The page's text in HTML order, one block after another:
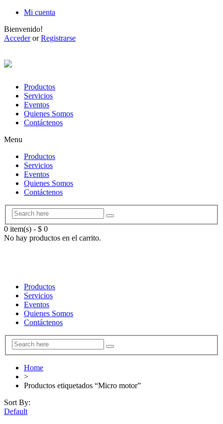
Mi cuenta
Bienvenido!
AccederorRegistrarse
Productos
Servicios
Eventos
Quienes Somos
Contáctenos
Menu
Productos
Servicios
Eventos
Quienes Somos
Contáctenos
0 item(s) - $ 0
No hay productos en el carrito.
Productos
Servicios
Eventos
Quienes Somos
Contáctenos
Home
>
Productos etiquetados “Micro motor”
Sort By:
Default